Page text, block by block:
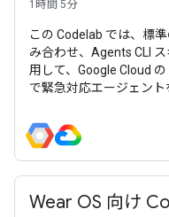
1時間 5分
この Codelab では、標
み合わせ、Agents CLI
用して、Google Cloud
で緊急対応エージェント
Wear OS 向け